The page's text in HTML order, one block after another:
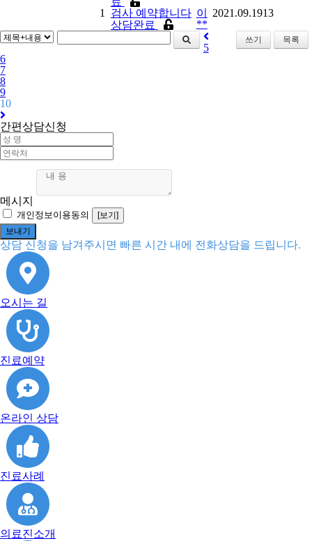
1
검사 예약합니다
상담완료
이
**
2021.09.1913
쓰기 목록
5
6
7
8
9
10
간편상담신청
메시지
개인정보이용동의 [보기]
상담 신청을 남겨주시면 빠른 시간 내에 전화상담을 드립니다.
오시는 길
진료예약
온라인 상담
진료사례
의료진소개